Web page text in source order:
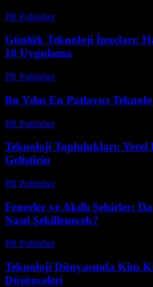
PR Publisher-
Günlük Teknoloji İpuçları:
10 Uygulama
PR Publisher-
Bu Yılın En Patlayıcı
PR Publisher-
Teknoloji Toplulukları:
Geliştirin
PR Publisher-
Fenerler ve Akıllı Şehirler:
Nasıl Şekillenecek?
PR Publisher-
Teknoloji Dünyasında Kim
Düşünceleri